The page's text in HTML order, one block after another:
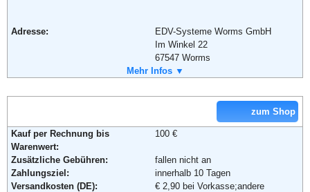
Adresse:
EDV-Systeme Worms GmbH
Im Winkel 22
67547 Worms
06241-26827
Email:
vertrieb@tintenmarkt.de
Mehr Infos ▼
zum Shop
Kauf per Rechnung bis
Warenwert:
100 €
Zusätzliche Gebühren:
fallen nicht an
Zahlungsziel:
innerhalb 10 Tagen
Versandkosten (DE):
€ 2,90 bei Vorkasse;andere